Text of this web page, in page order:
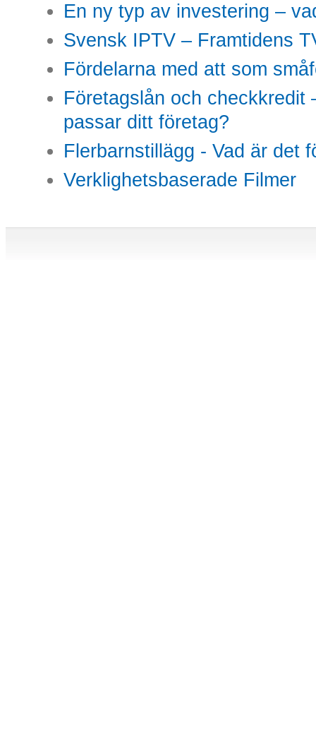
En ny typ av investering –
Svensk IPTV – Framtidens
Fördelarna med att som
Företagslån och checkkredit
passar ditt företag?
Flerbarnstillägg - Vad är det
Verklighetsbaserade Filmer